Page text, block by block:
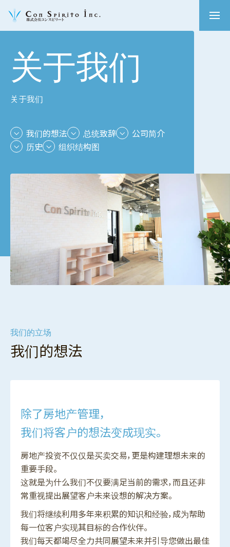
关于我们
关于我们
我们的想法 总统致辞
公司简介
历史
组织结构图
我们的立场
我们的想法
除了房地产管理，
我们将客户的想法变成现实。
房地产投资不仅仅是买卖交易，更是构建理想未来的
重要手段。
这就是为什么我们不仅要满足当前的需求，而且还非
常重视提出展望客户未来设想的解决方案。
我们将继续利用多年来积累的知识和经验，成为帮助
每一位客户实现其目标的合作伙伴。
我们每天都竭尽全力共同展望未来并引导您做出最佳